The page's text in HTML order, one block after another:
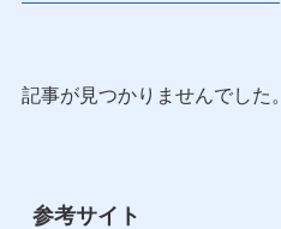
記事が見つかりませんでした。
参考サイト